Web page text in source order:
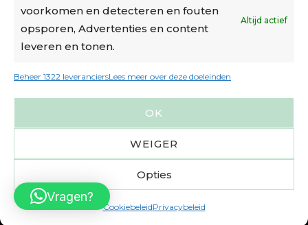
voorkomen en detecteren en fouten
opsporen, Advertenties en content
leveren en tonen.
Altijd actief
Beheer 1322 leveranciersLees meer over deze doeleinden
OK
WEIGER
Opties
CookiebeleidPrivacybeleid
Verzending
€6,50-€7,50 via Bpost
Vragen?